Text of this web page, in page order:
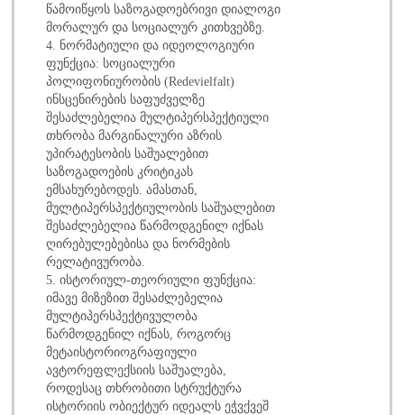
წამოიწყოს საზოგადოებრივი დიალოგი
მორალურ და სოციალურ კითხვებზე.
4. ნორმატიული და იდეოლოგიური
ფუნქცია: სოციალური
პოლიფონიურობის (Redevielfalt)
ინსცენირების საფუძველზე
შესაძლებელია მულტიპერსპექტიული
თხრობა მარგინალური აზრის
უპირატესობის საშუალებით
საზოგადოების კრიტიკას
ემსახურებოდეს. ამასთან,
მულტიპერსპექტიულობის საშუალებით
შესაძლებელია წარმოდგენილ იქნას
ღირებულებებისა და ნორმების
რელატივურობა.
5. ისტორიულ-თეორიული ფუნქცია:
იმავე მიზეზით შესაძლებელია
მულტიპერსპექტივულობა
წარმოდგენილ იქნას, როგორც
მეტაისტორიოგრაფიული
ავტორეფლექსიის საშუალება,
როდესაც თხრობითი სტრუქტურა
ისტორიის ობიექტურ იდეალს ეჭვქვეშ